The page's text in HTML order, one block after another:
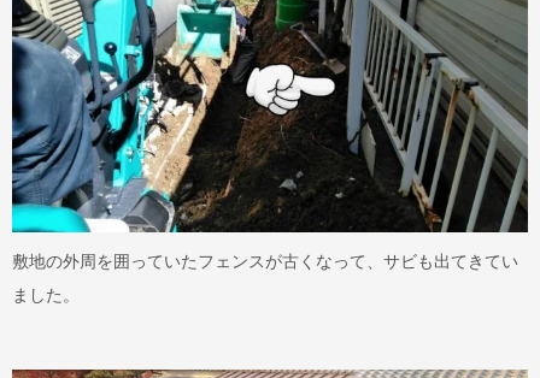
敷地の外周を囲っていたフェンスが古くなって、サビも出てきてい
ました。